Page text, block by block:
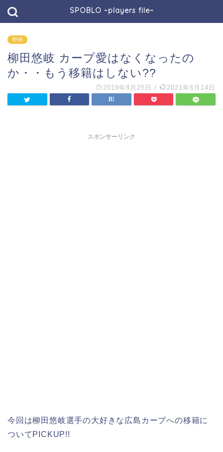
SPOBLO ~players file~
野球
柳田悠岐 カープ愛はなくなったの
か・・もう移籍はしない??
2019年8月25日 / 2021年6月14日
スポンサーリンク
今回は柳田悠岐選手の大好きな広島カープへの移籍に
ついてPICKUP!!